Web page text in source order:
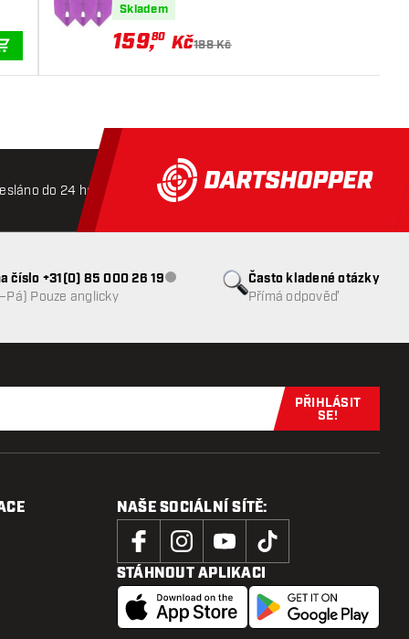
Skladem
159,80 Kč188 Kč
do 24 hodin Doprava zdarma od 3000 Kč
Často kladené otázky
Přímá odpověď
číslo +31(0) 85 000 26 19Zákaznický servis nedostupný
Pouze anglicky
Přihlaste se
PŘIHLÁSIT
SE!
NAŠE SOCIÁLNÍ SÍTĚ:
STÁHNOUT APLIKACI